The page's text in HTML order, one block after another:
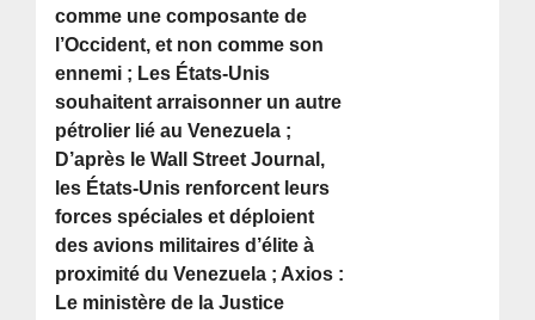
comme une composante de
l’Occident, et non comme son
ennemi ; Les États-Unis
souhaitent arraisonner un autre
pétrolier lié au Venezuela ;
D’après le Wall Street Journal,
les États-Unis renforcent leurs
forces spéciales et déploient
des avions militaires d’élite à
proximité du Venezuela ; Axios :
Le ministère de la Justice